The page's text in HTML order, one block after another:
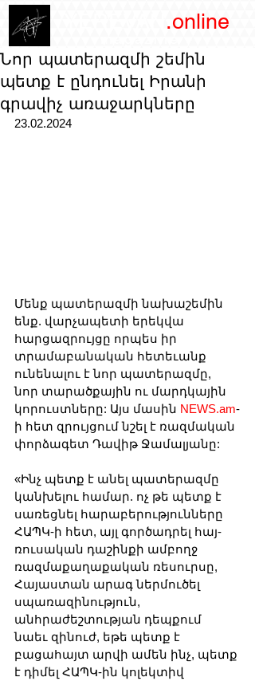
.online
Նոր պատերազմի շեմին
պետք է ընդունել Իրանի
գրավիչ առաջարկները
23.02.2024
Մենք պատերազմի նախաշեմին
ենք. վարչապետի երեկվա
հարցազրույցը որպես իր
տրամաբանական հետեւանք
ունենալու է նոր պատերազմը,
նոր տարածքային ու մարդկային
կորուստները: Այս մասին NEWS.am-
ի հետ զրույցում նշել է ռազմական
փորձագետ Դավիթ Ջամալյանը:
«Ինչ պետք է անել պատերազմը
կանխելու համար. ոչ թե պետք է
սառեցնել հարաբերությունները
ՀԱՊԿ-ի հետ, այլ գործադրել հայ-
ռուսական դաշինքի ամբողջ
ռազմաքաղաքական ռեսուրսը,
Հայաստան արագ ներմուծել
սպառազինություն,
անհրաժեշտության դեպքում
նաեւ զինուժ, եթե պետք է
բացահայտ արվի ամեն ինչ, պետք
է դիմել ՀԱՊԿ-ին կոլեկտիվ